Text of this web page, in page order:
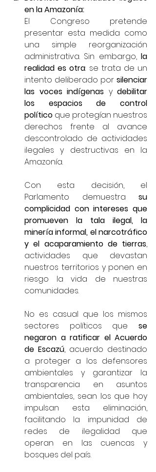
en la Amazonía:
El Congreso pretende
presentar esta medida como
una simple reorganización
administrativa. Sin embargo, la
realidad es otra: se trata de un
intento deliberado por silenciar
las voces indígenas y debilitar
los espacios de control
político que protegían nuestros
derechos frente al avance
descontrolado de actividades
ilegales y destructivas en la
Amazonía.
Con esta decisión, el
Parlamento demuestra su
complicidad con intereses que
promueven la tala ilegal, la
minería informal, el narcotráfico
y el acaparamiento de tierras,
actividades que devastan
nuestros territorios y ponen en
riesgo la vida de nuestras
comunidades.
No es casual que los mismos
sectores políticos que se
negaron a ratificar el Acuerdo
de Escazú, acuerdo destinado
a proteger a los defensores
ambientales y garantizar la
transparencia en asuntos
ambientales, sean los que hoy
impulsan esta eliminación,
facilitando la impunidad de
redes de ilegalidad que
operan en las cuencas y
bosques del país.